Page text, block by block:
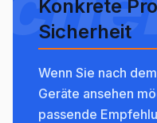
Konkrete
Sicherheit
Wenn Sie nach
Geräte ansehen
passende